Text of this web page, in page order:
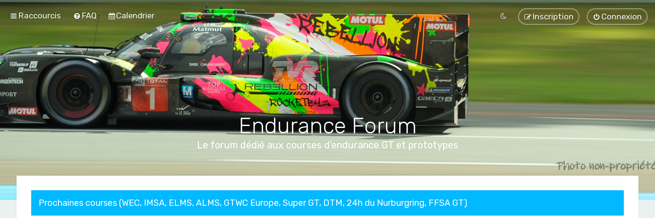
Raccourcis FAQ Calendrier Connexion
Inscription
Endurance Forum
Le forum dédié aux courses d'endurance GT et prototypes
Prochaines courses (WEC, IMSA, ELMS, ALMS, GTWC Europe, Super GT, DTM, 24h du Nurburgring, FFSA GT)